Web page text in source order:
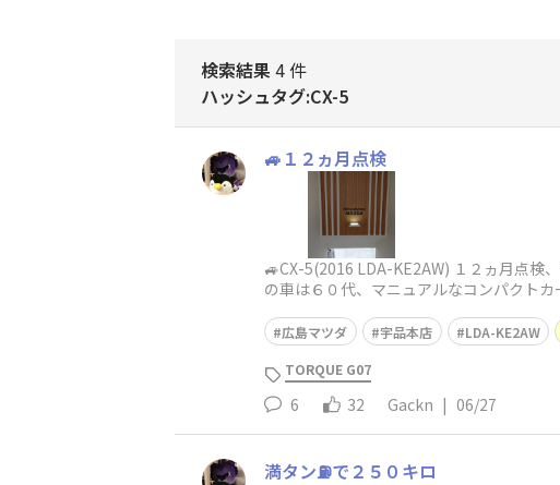
検索結果4 件
ハッシュタグ:CX-5
🚙１２ヵ月点検
🚙CX-5(2016 LDA-KE2AW) １２ヵ月点検
の車は６０代、マニュアルなコンパクトカ
広島マツダ 宇品本店 LDA-KE2AW
TORQUE G07
6 32 Gackn | 06/27
満タン⛽️で２５０キロ